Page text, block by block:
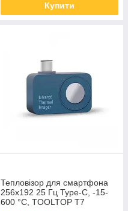
Купити
Тепловізор для смартфона
256x192 25 Гц Type-C, -15-
600 °C, TOOLTOP T7